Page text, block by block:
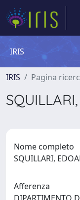
IRIS
IRIS Pagina
Nome completo
SQUILLARI,
Afferenza